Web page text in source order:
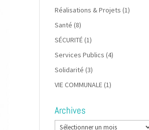
Réalisations & Projets (1)
Santé (8)
SÉCURITÉ(1)
Services Publics (4)
Solidarité (3)
VIE COMMUNALE(1)
Archives
Archives